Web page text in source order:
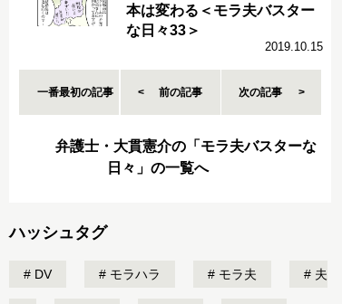
本は変わる＜モラ夫バスター
な日々33＞
2019.10.15
一番最初の記事 前の記事 次の記事
弁護士・大貫憲介の「モラ夫バスターな
日々」の一覧へ
ハッシュタグ
DV モラハラ モラ夫 夫